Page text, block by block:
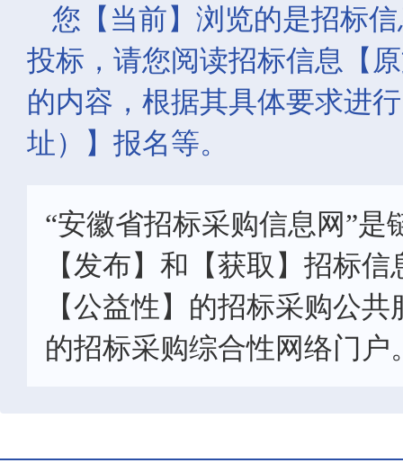
您【当前】浏览的是招标
投标，请您阅读招标信息【
的内容，根据其具体要求进
址）】报名等。
“安徽省招标采购信息网”
【发布】和【获取】招标
【公益性】的招标采购公
的招标采购综合性网络门户